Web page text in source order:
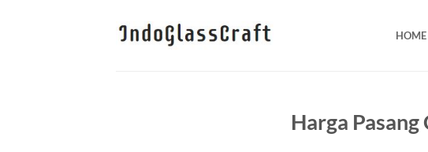
HOME
Harga